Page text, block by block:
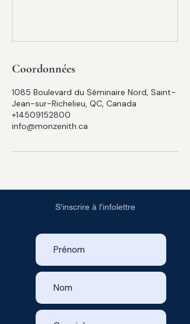
Coordonnées
1085 Boulevard du Séminaire Nord, Saint-
Jean-sur-Richelieu, QC, Canada
+14509152800
info@monzenith.ca
S'inscrire à l'infolettre